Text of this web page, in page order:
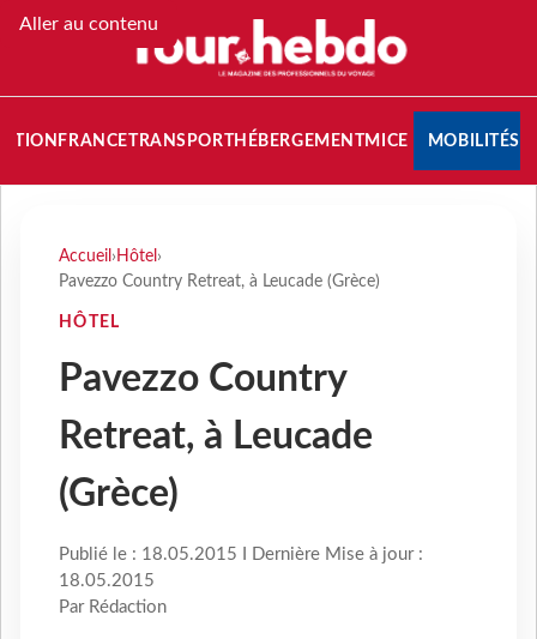
Aller au contenu
FRANCETRANSPORT HÉBERGEMENTMICE MOBILITÉS
Accueil › Hôtel ›
Pavezzo Country Retreat, à Leucade (Grèce)
HÔTEL
Pavezzo Country
Retreat, à Leucade
(Grèce)
Publié le : 18.05.2015 I Dernière Mise à jour :
18.05.2015
Par Rédaction